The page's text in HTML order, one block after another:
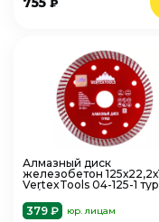
₽
Алмазный диск
железобетон
VertexTools 04-125-1
379 ₽
юр. лицам